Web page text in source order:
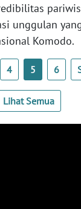
unggulan
Komodo.
4 5 6
Lihat Semua